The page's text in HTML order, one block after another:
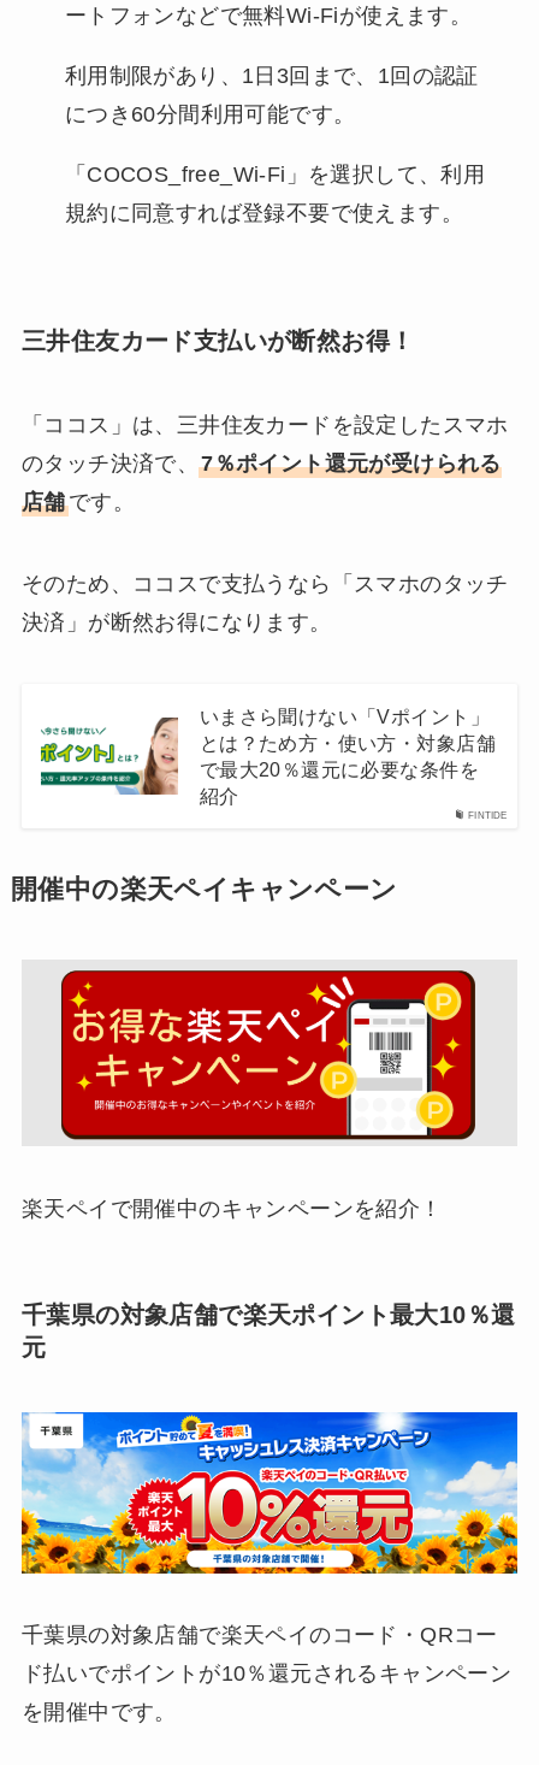
ートフォンなどで無料Wi-Fiが使えます。
利用制限があり、1日3回まで、1回の認証
につき60分間利用可能です。
「COCOS_free_Wi-Fi」を選択して、利用
規約に同意すれば登録不要で使えます。
三井住友カード支払いが断然お得！
「ココス」は、三井住友カードを設定したスマホ
のタッチ決済で、7％ポイント還元が受けられる
店舗です。
そのため、ココスで支払うなら「スマホのタッチ
決済」が断然お得になります。
FINTIDE
いまさら聞けない「Vポイント」
とは？ため方・使い方・対象店舗
で最大20％還元に必要な条件を
紹介
開催中の楽天ペイキャンペーン
楽天ペイで開催中のキャンペーンを紹介！
千葉県の対象店舗で楽天ポイント最大10％還
元
千葉県の対象店舗で楽天ペイのコード・QRコー
ド払いでポイントが10％還元されるキャンペーン
を開催中です。